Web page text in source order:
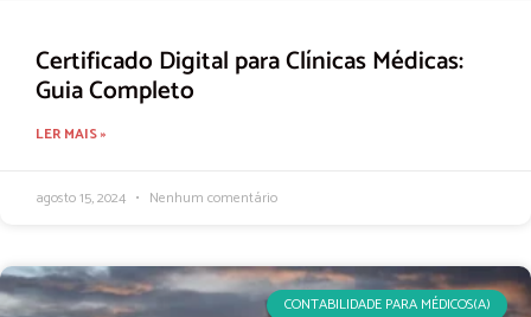
Certificado Digital para Clínicas Médicas:
Guia Completo
LER MAIS »
agosto 15, 2024 Nenhum comentário
CONTABILIDADE PARA MÉDICOS(A)